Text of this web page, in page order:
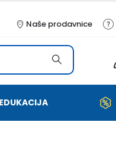
Naše prodavnice
EDUKACIJA